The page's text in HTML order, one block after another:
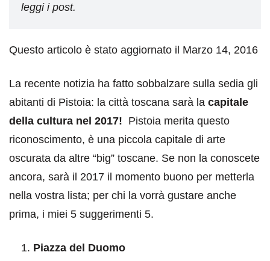
leggi i post.
Questo articolo è stato aggiornato il Marzo 14, 2016
La recente notizia ha fatto sobbalzare sulla sedia gli
abitanti di Pistoia: la città toscana sarà la capitale
della cultura nel 2017! Pistoia merita questo
riconoscimento, è una piccola capitale di arte
oscurata da altre “big” toscane. Se non la conoscete
ancora, sarà il 2017 il momento buono per metterla
nella vostra lista; per chi la vorrà gustare anche
prima, i miei 5 suggerimenti 5.
Piazza del Duomo